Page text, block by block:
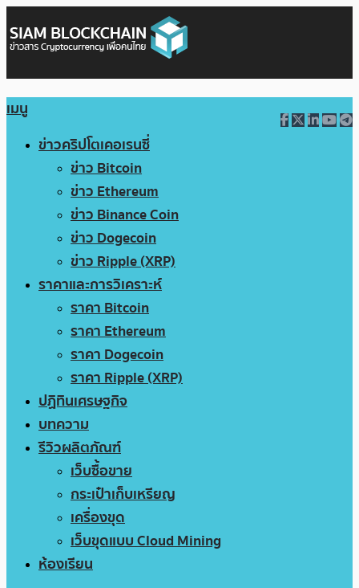
เมนู
ข่าวคริปโตเคอเรนซี่
ข่าว Bitcoin
ข่าว Ethereum
ข่าว Binance Coin
ข่าว Dogecoin
ข่าว Ripple (XRP)
ราคาและการวิเคราะห์
ราคา Bitcoin
ราคา Ethereum
ราคา Dogecoin
ราคา Ripple (XRP)
ปฏิทินเศรษฐกิจ
บทความ
รีวิวผลิตภัณฑ์
เว็บซื้อขาย
กระเป๋าเก็บเหรียญ
เครื่องขุด
เว็บขุดแบบ Cloud Mining
ห้องเรียน